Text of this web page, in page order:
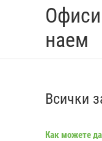
наем
Всички
Как можете